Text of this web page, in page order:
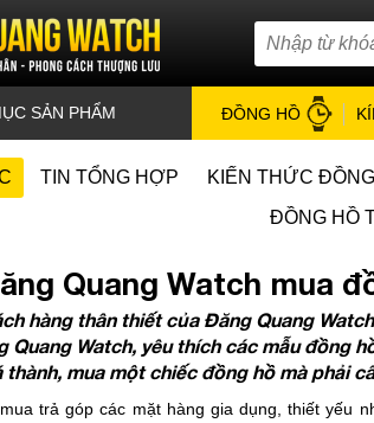
SẢN PHẨM ĐỒNG HỒ
TIN TỔNG HỢP KIẾN THỨC
ĐỒNG HỒ
Quang Watch mua
hàng thân thiết của Đăng Quang
Quang Watch, yêu thích các mẫu đồng
thành, mua một chiếc đồng hồ mà phải
trả góp các mặt hàng gia dụng, thiết yếu